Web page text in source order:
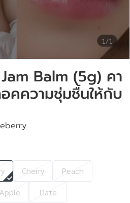
1/1
Balm (5g) คา
คความชุ่มชื้นให้กับ
Cherry
Peach
Apple Date